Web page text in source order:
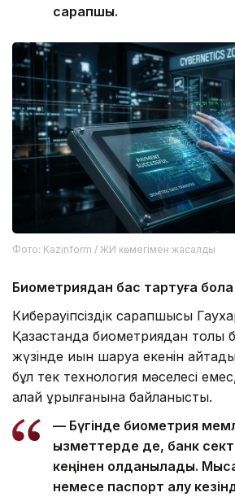
сарапшы.
Фото: Kazinform / ЖИ көмегімен жасалды
Биометриядан бас тартуға
Киберқауіпсіздік сарапшысы
Қазақстанда биометриядан толық
жүзінде қиын шаруа екенін
бұл тек технология мәселесі
қалай құрылғанына байланысты.
— Бүгінде биометрия
қызметтерде де, банк
кеңінен қолданылады.
немесе паспорт алу